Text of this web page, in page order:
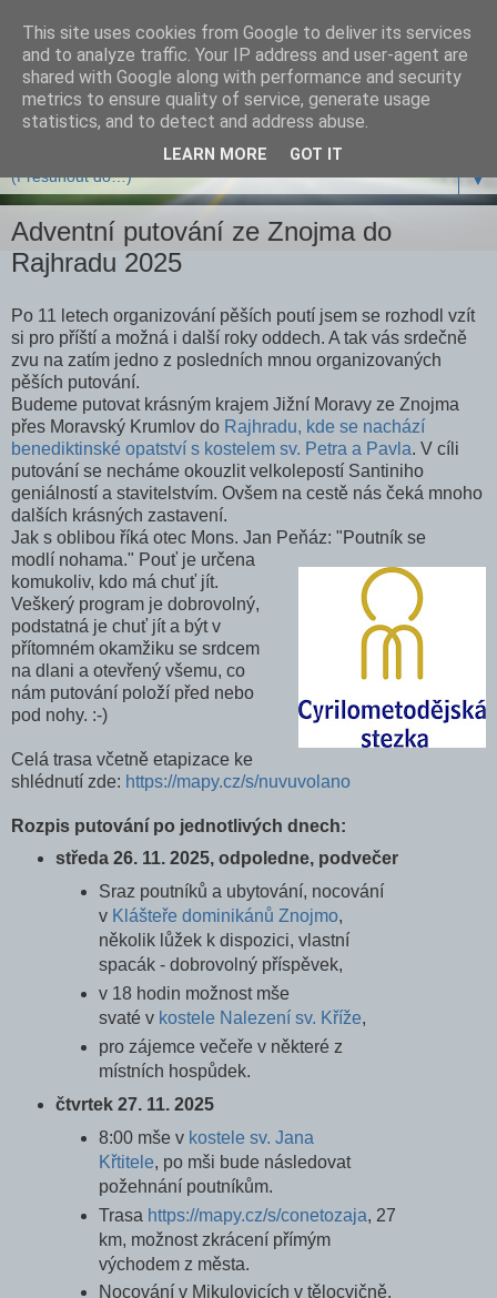
▼
Adventní putování ze Znojma do
Rajhradu 2025
Po 11 letech organizování pěších poutí jsem se rozhodl vzít
si pro příští a možná i další roky oddech. A tak vás srdečně
zvu na zatím jedno z posledních mnou organizovaných
pěších putování.
Budeme putovat krásným krajem Jižní Moravy ze Znojma
přes Moravský Krumlov do Rajhradu, kde se nachází
benediktinské opatství s kostelem sv. Petra a Pavla. V cíli
putování se necháme okouzlit velkolepostí Santiniho
geniálností a stavitelstvím. Ovšem na cestě nás čeká mnoho
dalších krásných zastavení.
Jak s oblibou říká otec Mons. Jan Peňáz: "Poutník se
modlí nohama." Pouť je určena
komukoliv, kdo má chuť jít.
Veškerý program je dobrovolný,
podstatná je chuť jít a být v
přítomném okamžiku se srdcem
na dlani a otevřený všemu, co
nám putování položí před nebo
pod nohy. :-)
Celá trasa včetně etapizace ke
shlédnutí zde: https://mapy.cz/s/nuvuvolano
Rozpis putování po jednotlivých dnech:
středa 26. 11. 2025, odpoledne, podvečer
Sraz poutníků a ubytování, nocování
v Klášteře dominikánů Znojmo,
několik lůžek k dispozici, vlastní
spacák - dobrovolný příspěvek,
v 18 hodin možnost mše
svatév kostele Nalezení sv. Kříže,
pro zájemce večeře v některé z
místních hospůdek.
čtvrtek 27. 11. 2025
8:00 mše v kostele sv. Jana
Křtitele, po mši bude následovat
požehnání poutníkům.
Trasa https://mapy.cz/s/conetozaja, 27
km, možnost zkrácení přímým
východem z města.
Nocování v Mikulovicích v tělocvičně.
This site uses cookies from Google to deliver its services
and to analyze traffic. Your IP address and user-agent are
shared with Google along with performance and security
metrics to ensure quality of service, generate usage
statistics, and to detect and address abuse.
LEARN MORE GOT IT